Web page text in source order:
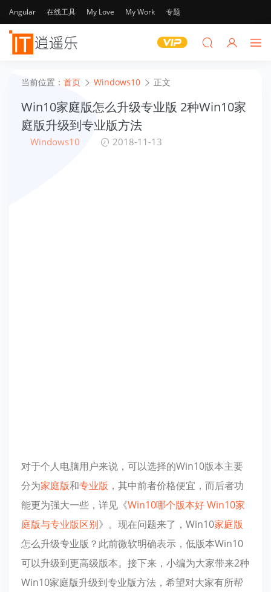
Angular 在线工具 My Love My Work 专题
当前位置： 首页 Windows10 正文
Win10家庭版怎么升级专业版 2种Win10家
庭版升级到专业版方法
Windows10 2018-11-13
对于个人电脑用户来说，可以选择的Win10版本主要
分为家庭版和专业版 ，其中前者价格便宜，而后者功
能更为强大一些，详见《Win10哪个版本好 Win10家
庭版与专业版区别》。现在问题来了，Win10家庭版
怎么升级专业版？此前微软明确表示，低版本Win10
可以升级到更高级版本。接下来，小编为大家带来2种
Win10家庭版升级到专业版方法，希望对大家有所帮